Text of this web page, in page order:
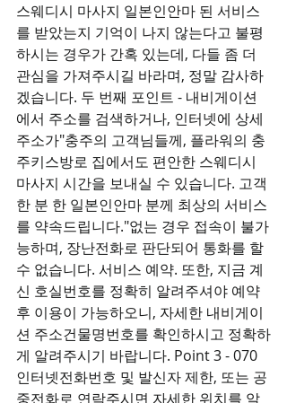
스웨디시 마사지 일본인안마 된 서비스
를 받았는지 기억이 나지 않는다고 불평
하시는 경우가 간혹 있는데, 다들 좀 더
관심을 가져주시길 바라며, 정말 감사하
겠습니다. 두 번째 포인트 - 내비게이션
에서 주소를 검색하거나, 인터넷에 상세
주소가"충주의 고객님들께, 플라워의 충
주키스방로 집에서도 편안한 스웨디시
마사지 시간을 보내실 수 있습니다. 고객
한 분 한 일본인안마 분께 최상의 서비스
를 약속드립니다."없는 경우 접속이 불가
능하며, 장난전화로 판단되어 통화를 할
수 없습니다. 서비스 예약. 또한, 지금 계
신 호실번호를 정확히 알려주셔야 예약
후 이용이 가능하오니, 자세한 내비게이
션 주소건물명번호를 확인하시고 정확하
게 알려주시기 바랍니다. Point 3 - 070
인터넷전화번호 및 발신자 제한, 또는 공
중전화로 연락주시면 자세한 위치를 알